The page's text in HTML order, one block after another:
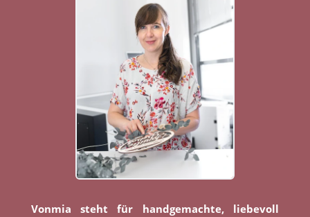
Vonmia steht für handgemachte, liebevoll